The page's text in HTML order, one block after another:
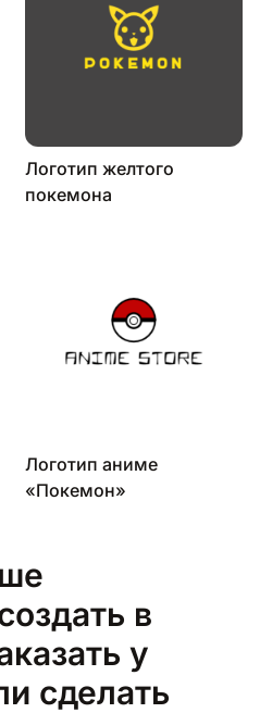
Логотип желтого
покемона
Логотип аниме
«Покемон»
в
у
сделать